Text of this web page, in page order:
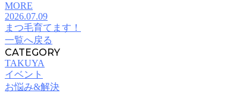
MORE
2026.07.09
まつ毛育てます！
一覧へ戻る
CATEGORY
TAKUYA
イベント
お悩み&解決